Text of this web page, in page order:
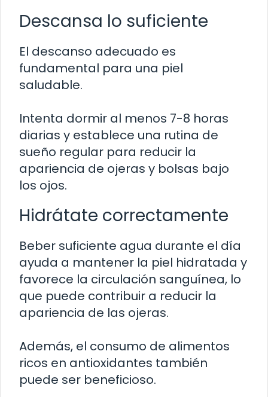
Descansa lo suficiente
El descanso adecuado es
fundamental para una piel
saludable.
Intenta dormir al menos 7-8 horas
diarias y establece una rutina de
sueño regular para reducir la
apariencia de ojeras y bolsas bajo
los ojos.
Hidrátate correctamente
Beber suficiente agua durante el día
ayuda a mantener la piel hidratada y
favorece la circulación sanguínea, lo
que puede contribuir a reducir la
apariencia de las ojeras.
Además, el consumo de alimentos
ricos en antioxidantes también
puede ser beneficioso.